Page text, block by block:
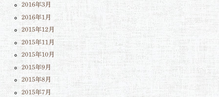
2016年3月
2016年1月
2015年12月
2015年11月
2015年10月
2015年9月
2015年8月
2015年7月